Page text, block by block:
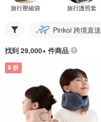
旅行壓縮袋 旅行護照套
Pinkoi 跨境直送
找到 29,000+ 件商品
8 折